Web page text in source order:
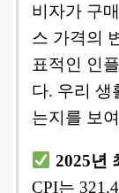
비자가 구
스 가격의
표적인 인
다. 우리 생
는지를 보
2025년
CPI는